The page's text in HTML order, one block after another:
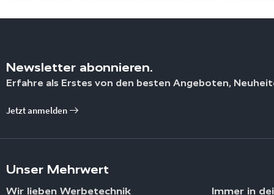
Newsletter abonnieren.
Erfahre als Erstes von den besten Angeboten,
Jetzt anmelden
Unser Mehrwert
Wir lieben Werbetechnik
Immer in